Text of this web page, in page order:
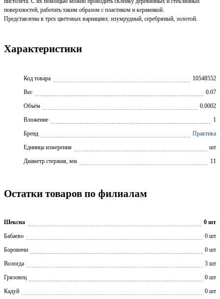
поверхностей, работать таким образом с пластиком и керамикой.
Представлены в трех цветовых вариациях: изумрудный, серебряный, золотой.
Характеристики
Код товара
10548552
Вес
0.07
Объём
0.0002
Вложение
1
Бренд
Практика
Единица измерения
шт
Диаметр стержня, мм
11
Остатки товаров по филиалам
Шексна
0 шт
Бабаево
0 шт
Боровичи
0 шт
Вологда
3 шт
Грязовец
0 шт
Кадуй
0 шт